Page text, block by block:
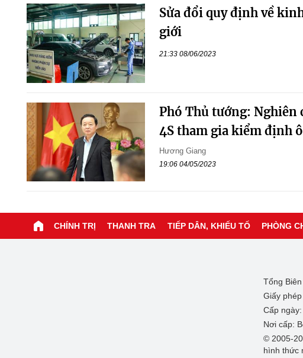
Sửa đổi quy định về
giới
21:33 08/06/2023
Phó Thủ tướng: Nghiên
4S tham gia kiểm định
Hương Giang
19:06 04/05/2023
CHÍNH TRỊ THANH TRA TIẾP DÂN, KHIẾU TỐ PHÒNG
Tổng
Giấy
Cấp
Nơi cấp:
© 2005-
hình thức